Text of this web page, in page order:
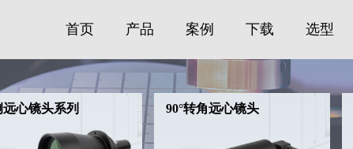
首页 产品 案例 下载 选型
远心镜头系列 90°转角远心镜头